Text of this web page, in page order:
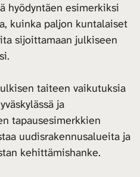
hyödyntäen esimerkiksi
kuinka paljon kuntalaiset
sijoittamaan julkiseen
taiteen vaikutuksia
ja
tapausesimerkkien
uudisrakennusalueita ja
kehittämishanke.